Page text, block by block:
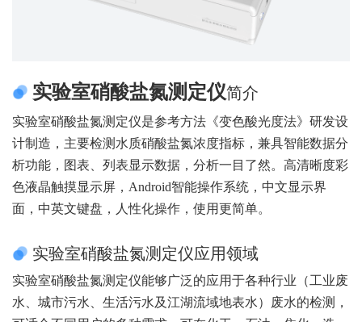
实验室硝酸盐氮测定仪简介
实验室硝酸盐氮测定仪是参考方法《变色酸光度法》研发设
计制造，主要检测水质硝酸盐氮浓度指标，兼具智能数据分
析功能，图表、列表显示数据，分析一目了然。高清晰度彩
色液晶触摸显示屏，Android智能操作系统，中文显示界
面，中英文键盘，人性化操作，使用更简单。
实验室硝酸盐氮测定仪应用领域
实验室硝酸盐氮测定仪能够广泛的应用于各种行业（工业废
水、城市污水、生活污水及江湖流域地表水）废水的检测，